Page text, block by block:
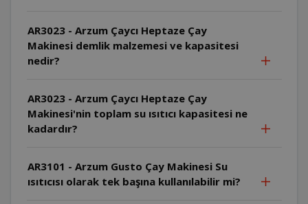
AR3023 - Arzum Çaycı Heptaze Çay
Makinesi demlik malzemesi ve kapasitesi
nedir?
AR3023 - Arzum Çaycı Heptaze Çay
Makinesi'nin toplam su ısıtıcı kapasitesi ne
kadardır?
AR3101 - Arzum Gusto Çay Makinesi Su
ısıtıcısı olarak tek başına kullanılabilir mi?